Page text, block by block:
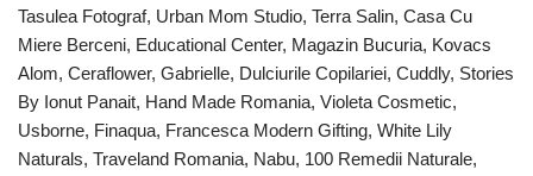
Tasulea Fotograf, Urban Mom Studio, Terra Salin, Casa Cu
Miere Berceni, Educational Center, Magazin Bucuria, Kovacs
Alom, Ceraflower, Gabrielle, Dulciurile Copilariei, Cuddly, Stories
By Ionut Panait, Hand Made Romania, Violeta Cosmetic,
Usborne, Finaqua, Francesca Modern Gifting, White Lily
Naturals, Traveland Romania, Nabu, 100 Remedii Naturale,